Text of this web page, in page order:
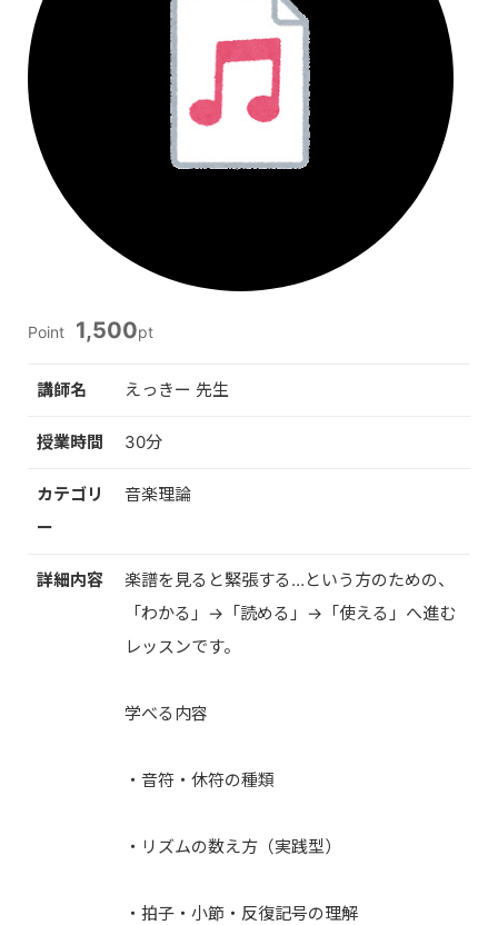
Point 1,500pt
講師名 えっきー 先生
授業時間 30分
カテゴリ
ー
音楽理論
詳細内容
楽譜を見ると緊張する…という方のための、
「わかる」→「読める」→「使える」へ進む
レッスンです。
学べる内容
・音符・休符の種類
・リズムの数え方（実践型）
・拍子・小節・反復記号の理解